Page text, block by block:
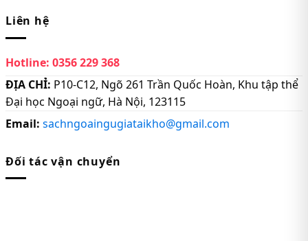
Liên hệ
Hotline: 0356 229 368
ĐỊA CHỈ: P10-C12, Ngõ 261 Trần Quốc Hoàn, Khu tập thể
Đại học Ngoại ngữ, Hà Nội, 123115
Email: sachngoaingugiataikho@gmail.com
Đối tác vận chuyển